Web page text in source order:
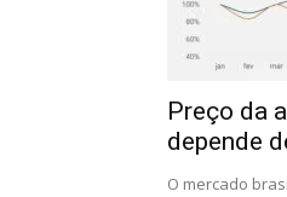
Preço da
depende
O mercado